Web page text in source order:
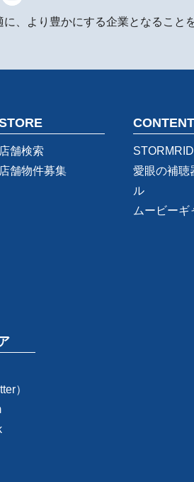
、より豊かにする企業となること
店舗検索
店舗物件募集
愛眼の補聴
ル
ムービーギ
）